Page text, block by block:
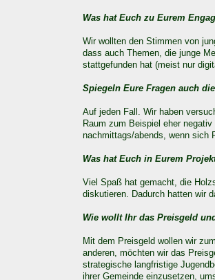
Was hat Euch zu Eurem
Wir wollten den Stimmen von
dass auch Themen, die junge
stattgefunden hat (meist nur
Spiegeln Eure Fragen auch
Auf jeden Fall. Wir haben
Raum zum Beispiel eher
nachmittags/abends, wenn sich
Was hat Euch in Eurem
Viel Spaß hat gemacht, die
diskutieren. Dadurch hatten wir
Wie wollt Ihr das Preisgeld
Mit dem Preisgeld wollen wir
anderen, möchten wir das
strategische langfristige
ihrer Gemeinde einzusetzen,